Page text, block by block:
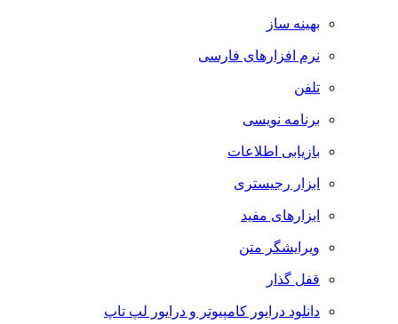
بهینه ساز
نرم افزارهای فارسی
تلفن
برنامه نویسی
بازیابی اطلاعات
ابزار رجیستری
ابزارهای مفید
ویرایشگر متن
قفل گذار
دانلود درایور کامپیوتر و درایور لپ تاپ